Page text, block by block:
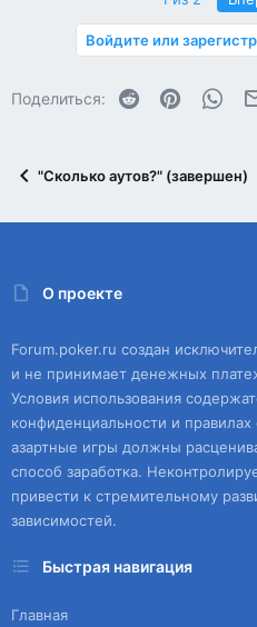
Войдите или
Поделиться: Reddit Pinterest
"Сколько аутов?" (завершен)
О проекте
Forum.poker.ru создан
и не принимает денежных
Условия использования
конфиденциальности и
азартные игры должны
способ заработка.
привести к стремительному
зависимостей.
Быстрая навигация
Главная